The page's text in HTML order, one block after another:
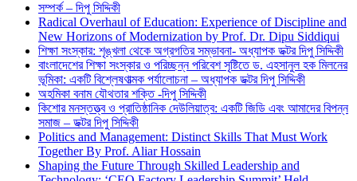
সম্পর্ক – দিপু সিদ্দিকী
Radical Overhaul of Education: Experience of Discipline and
New Horizons of Modernization by Prof. Dr. Dipu Siddiqui
শিক্ষা সংস্কার: শৃঙ্খলা থেকে অগ্রগতির সম্ভাবনা- অধ্যাপক ডক্টর দিপু সিদ্দিকী
বাংলাদেশের শিক্ষা সংস্কার ও পরিচ্ছন্ন পরিবেশ সৃষ্টিতে ড. এহসানুল হক মিলনের
ভূমিকা: একটি বিশ্লেষণাত্মক পর্যালোচনা – অধ্যাপক ডক্টর দিপু সিদ্দিকী
অহমিকা বনাম যৌথতার শক্তি -দিপু সিদ্দিকী
কিশোর মনস্তত্ত্ব ও প্রাতিষ্ঠানিক দেউলিয়াত্ব: একটি জিডি এবং আমাদের বিপন্ন
সমাজ – ডক্টর দিপু সিদ্দিকী
Politics and Management: Distinct Skills That Must Work
Together By Prof. Aliar Hossain
Shaping the Future Through Skilled Leadership and